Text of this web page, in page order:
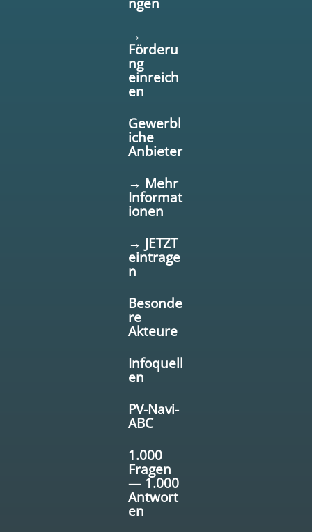
→
Förderu
ng
einreich
en
Gewerbl
iche
Anbieter
→ Mehr
Informat
ionen
→ JETZT
eintrage
n
Besonde
re
Akteure
Infoquell
en
PV-Navi-
ABC
1.000
Fragen
— 1.000
Antwort
en